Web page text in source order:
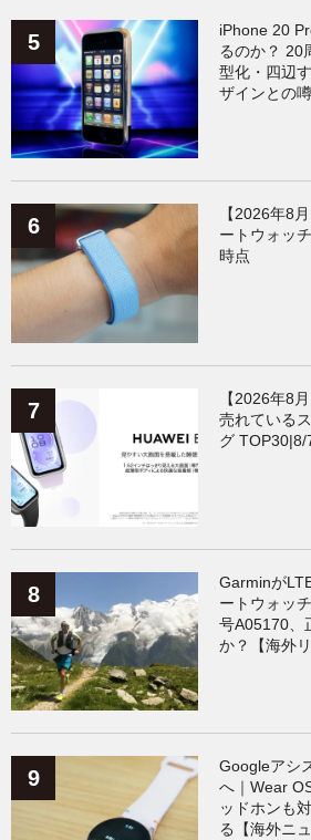
iPhone 20
るのか？ 20
型化・四辺
ザインとの
【2026年8
ートウォッ
時点
【2026年8
売れている
グ TOP30|8/
Garminが
ートウォッ
号A05170、
か？【海外リ
Googleアシ
へ｜Wear
ッドホンも
る【海外ニュ